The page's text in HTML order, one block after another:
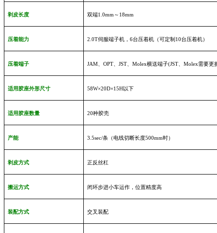
剥皮长度 双端1.0mm ～ 18mm
压着能力 2.0T伺服端子机，6台压着机（可定制10台压着机）
压着端子 JAM 、OPT 、JST 、Molex横送端子(JST 、Molex需要更
适用胶座外形尺寸 58W×20D×15H以下
适用胶座数量 20种胶壳
产能 3.5sec/条（电线切断长度500mm时）
剥皮方式 正反丝杠
搬运方式 闭环步进小车运作，位置精度高
装配方式 交叉装配